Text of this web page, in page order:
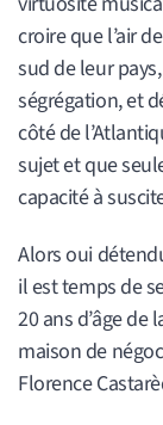
croire que l’air
sud de leur
ségrégation, et
côté de
sujet et que
capacité à
Alors oui
il est temps de
20 ans d’âge de
maison de
Florence